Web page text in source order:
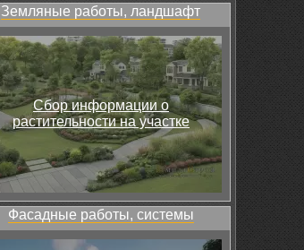
Земляные работы, ландшафт
Сбор информации о
растительности на участке
Фасадные работы, системы